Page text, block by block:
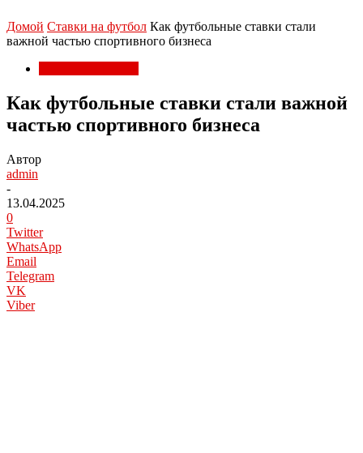
Домой Ставки на футбол Как футбольные ставки стали
важной частью спортивного бизнеса
Как футбольные ставки стали важной
частью спортивного бизнеса
Автор
admin
-
13.04.2025
0
Twitter
WhatsApp
Email
Telegram
VK
Viber